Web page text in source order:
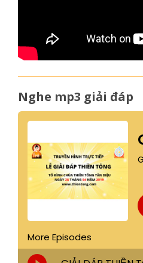
Nghe mp3 giải đáp